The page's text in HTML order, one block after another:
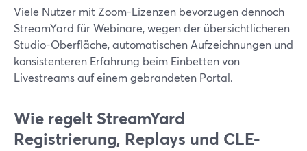
Viele Nutzer mit Zoom-Lizenzen bevorzugen dennoch
StreamYard für Webinare, wegen der übersichtlicheren
Studio-Oberfläche, automatischen Aufzeichnungen und
konsistenteren Erfahrung beim Einbetten von
Livestreams auf einem gebrandeten Portal.
Wie regelt StreamYard
Registrierung, Replays und CLE-